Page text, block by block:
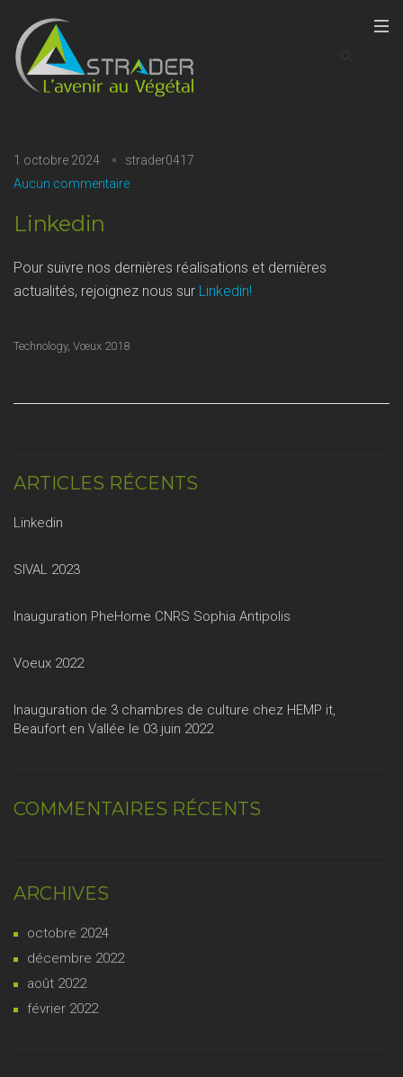
1 octobre 2024
strader0417
Aucun commentaire
Linkedin
Pour suivre nos dernières réalisations et dernières
actualités, rejoignez nous sur Linkedin!
Technology, Vœux 2018
ARTICLES RÉCENTS
Linkedin
SIVAL 2023
Inauguration PheHome CNRS Sophia Antipolis
Voeux 2022
Inauguration de 3 chambres de culture chez HEMP it,
Beaufort en Vallée le 03 juin 2022
COMMENTAIRES RÉCENTS
ARCHIVES
octobre 2024
décembre 2022
août 2022
février 2022